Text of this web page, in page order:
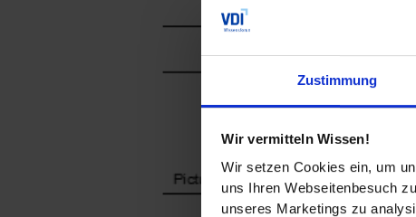
Zustimmung
Wir vermitteln Wissen!
Wir setzen Cookies ein, um
uns Ihren Webseitenbesuch
unseres Marketings zu